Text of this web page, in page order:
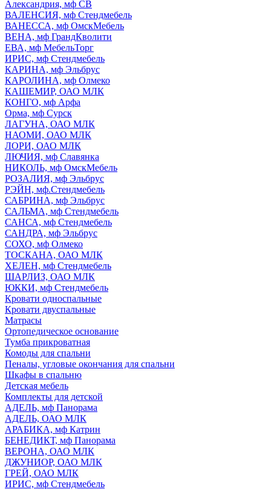
Александрия, мф СВ
ВАЛЕНСИЯ, мф Стендмебель
ВАНЕССА, мф ОмскМебель
ВЕНА, мф ГрандКволити
ЕВА, мф МебельТорг
ИРИС, мф Стендмебель
КАРИНА, мф Эльбрус
КАРОЛИНА, мф Олмеко
КАШЕМИР, ОАО МЛК
КОНГО, мф Арфа
Орма, мф Сурск
ЛАГУНА, ОАО МЛК
НАОМИ, ОАО МЛК
ЛОРИ, ОАО МЛК
ЛЮЧИЯ, мф Славянка
НИКОЛЬ, мф ОмскМебель
РОЗАЛИЯ, мф Эльбрус
РЭЙН, мф.Стендмебель
САБРИНА, мф Эльбрус
САЛЬМА, мф Стендмебель
САНСА, мф Стендмебель
САНДРА, мф Эльбрус
СОХО, мф Олмеко
ТОСКАНА, ОАО МЛК
ХЕЛЕН, мф Стендмебель
ШАРЛИЗ, ОАО МЛК
ЮККИ, мф Стендмебель
Кровати односпальные
Кровати двуспальные
Матрасы
Ортопедическое основание
Тумба прикроватная
Комоды для спальни
Пеналы, угловые окончания для спальни
Шкафы в спальню
Детская мебель
Комплекты для детской
АДЕЛЬ, мф Панорама
АДЕЛЬ, ОАО МЛК
АРАБИКА, мф Катрин
БЕНЕДИКТ, мф Панорама
ВЕРОНА, ОАО МЛК
ДЖУНИОР, ОАО МЛК
ГРЕЙ, ОАО МЛК
ИРИС, мф Стендмебель